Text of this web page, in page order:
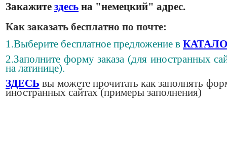
Закажите здесь на "немецкий" адрес.
Как заказать бесплатно по почте:
1.Выберите бесплатное предложение в
2.Заполните форму заказа (для иностранных
на латинице).
ЗДЕСЬ вы можете прочитать как заполнять
иностранных сайтах (примеры заполнения)